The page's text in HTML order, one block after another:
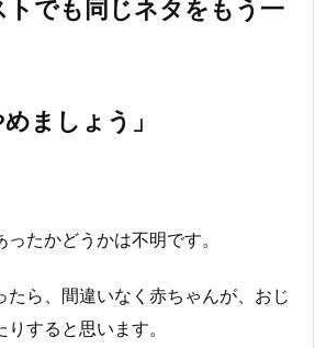
でも同じネタをもう一
ましょう」
たかどうかは不明です。
たら、間違いなく赤ちゃんが、おじ
すると思います。